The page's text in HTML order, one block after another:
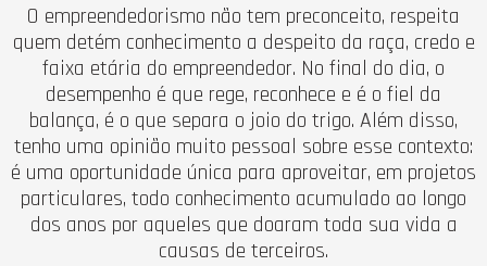
O empreendedorismo não tem preconceito, respeita
quem detém conhecimento a despeito da raça, credo e
faixa etária do empreendedor. No final do dia, o
desempenho é que rege, reconhece e é o fiel da
balança, é o que separa o joio do trigo. Além disso,
tenho uma opinião muito pessoal sobre esse contexto:
é uma oportunidade única para aproveitar, em projetos
particulares, todo conhecimento acumulado ao longo
dos anos por aqueles que doaram toda sua vida a
causas de terceiros.